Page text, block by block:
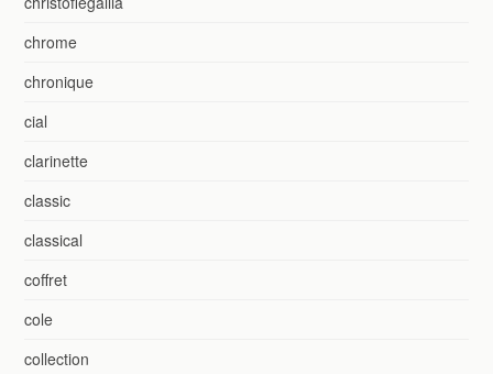
chrome
chronique
cial
clarinette
classic
classical
coffret
cole
collection